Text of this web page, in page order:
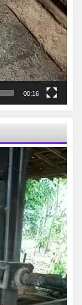
00:16